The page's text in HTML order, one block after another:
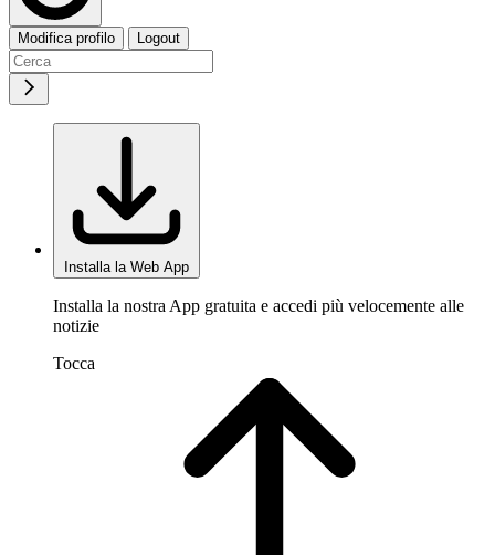
Modifica profilo Logout
Installa la Web App
Installa la nostra App gratuita e accedi più velocemente alle
notizie
Tocca